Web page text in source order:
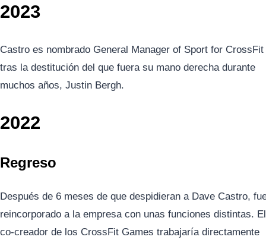
2023
Castro es nombrado General Manager of Sport for CrossFit
tras la destitución del que fuera su mano derecha durante
muchos años, Justin Bergh.
2022
Regreso
Después de 6 meses de que despidieran a Dave Castro,
reincorporado a la empresa con unas funciones distintas. El
co-creador de los CrossFit Games trabajaría directamente